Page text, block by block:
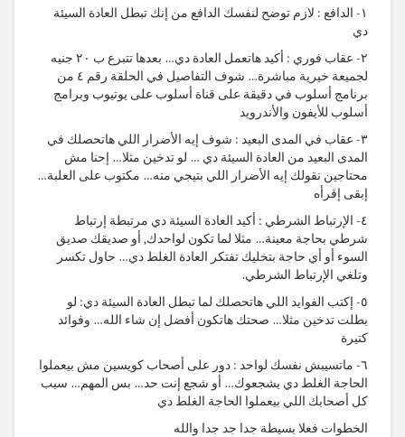
١- الدافع : لازم توضح لنفسك الدافع من إنك تبطل العادة السيئة
دي
٢- عقاب فوري : أكيد هاتعمل العادة دي… بعدها تتبرع ب ٢٠ جنيه
لجميعة خيرية مباشرة… شوف التفاصيل في الحلقة رقم ٤ من
برنامج أسلوب في دقيقة على قناة أسلوب على يوتيوب وبرامج
أسلوب للأيفون والأندرويد
٣- عقاب في المدى البعيد : شوف إيه الأضرار اللي هاتحصلك في
المدى البعيد من العادة السيئة دي … لو تدخين مثلا… إحنا مش
محتاجين نقولك إيه الأضرار اللي بتيجي منه… مكتوب على العلبة…
إبقى إقرأه
٤- الإرتباط الشرطي : أكيد العادة السيئة دي مرتبطة إرتباط
شرطي بحاجة معينة… مثلا لما تكون لواحدك, أو صديقك صديق
السوء أو أي حاجة بتخليك تفتكر العادة الغلط دي… حاول تكسر
وتلغي الإرتباط الشرطي.
٥- إكتب الفوايد اللي هاتحصلك لما تبطل العادة السيئة دي: لو
بطلت تدخين مثلا… صحتك هاتكون أفضل إن شاء الله… وفوائد
كتيرة
٦- ماتسيبش نفسك لواحد : دور على أصحاب كويسين مش بيعملوا
الحاجة الغلط دي يشجعوك… أو شجع إنت حد… بس المهم… سيب
كل أصحابك اللي بيعملوا الحاجة الغلط دي
الخطوات فعلا بسيطة جدا جد جدا والله